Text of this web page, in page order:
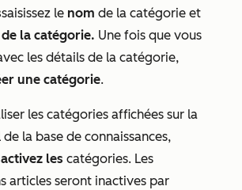
saisissez le nom de la catégorie et
la catégorie. Une fois que vous
les détails de la catégorie,
une catégorie.
les catégories affichées sur la
de la base de connaissances,
les catégories. Les
articles seront inactives par